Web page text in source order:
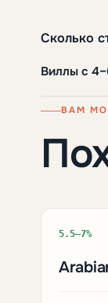
Сколько
Виллы с
ВАМ
5.5–7%